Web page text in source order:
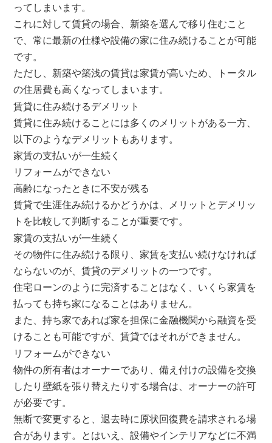
ってしまいます。
これに対して賃貸の場合、新築を選んで移り住むこと
で、常に最新の仕様や設備の家に住み続けることが可能
です。
ただし、新築や築浅の賃貸は家賃が高いため、トータル
の住居費も高くなってしまいます。
賃貸に住み続けるデメリット
賃貸に住み続けることには多くのメリットがある一方、
以下のようなデメリットもあります。
家賃の支払いが一生続く
リフォームができない
高齢になったときに不安が残る
賃貸で生涯住み続けるかどうかは、メリットとデメリッ
トを比較して判断することが重要です。
家賃の支払いが一生続く
その物件に住み続ける限り、家賃を支払い続けなければ
ならないのが、賃貸のデメリットの一つです。
住宅ローンのように完済することはなく、いくら家賃を
払っても持ち家になることはありません。
また、持ち家であれば家を担保に金融機関から融資を受
けることも可能ですが、賃貸ではそれができません。
リフォームができない
物件の所有者はオーナーであり、備え付けの設備を交換
したり壁紙を張り替えたりする場合は、オーナーの許可
が必要です。
無断で変更すると、退去時に原状回復費を請求される場
合があります。とはいえ、設備やインテリアなどに不満